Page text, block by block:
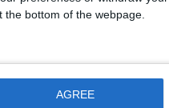
bottom of the webpage.
AGREE